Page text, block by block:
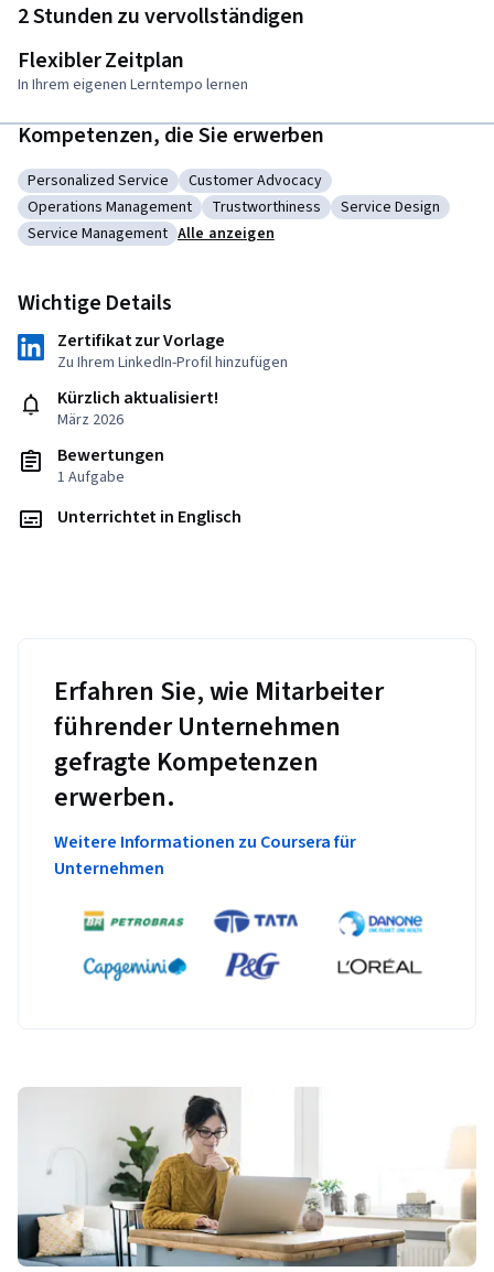
2 Stunden zu vervollständigen
Flexibler Zeitplan
In Ihrem eigenen Lerntempo lernen
Kompetenzen, die Sie erwerben
Kategorie: Personalized Service
Personalized Service Kategorie: Customer Advocacy
Customer Advocacy
Kategorie: Operations Management
Operations Management Kategorie: Trustworthiness
Trustworthiness Kategorie: Service
Service Design
Kategorie: Service Management
Service Management Alle anzeigen
Wichtige Details
Zertifikat zur Vorlage
Zu Ihrem LinkedIn-Profil hinzufügen
Kürzlich aktualisiert!
März 2026
Bewertungen
1 Aufgabe
Unterrichtet in Englisch
Erfahren Sie, wie Mitarbeiter
führender Unternehmen
gefragte Kompetenzen
erwerben.
Weitere Informationen zu Coursera für
Unternehmen